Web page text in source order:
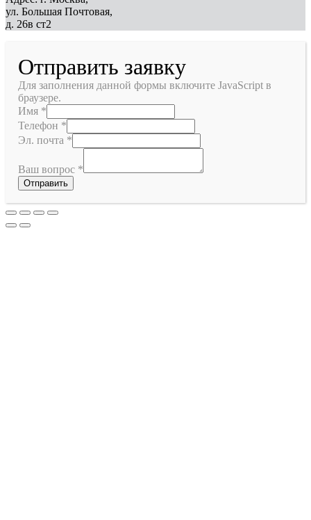
ул. Большая Почтовая,
д. 26в ст2
Отправить заявку
Для заполнения данной формы включите JavaScript в
браузере.
Имя *
Телефон *
Эл. почта *
Ваш вопрос *
Отправить